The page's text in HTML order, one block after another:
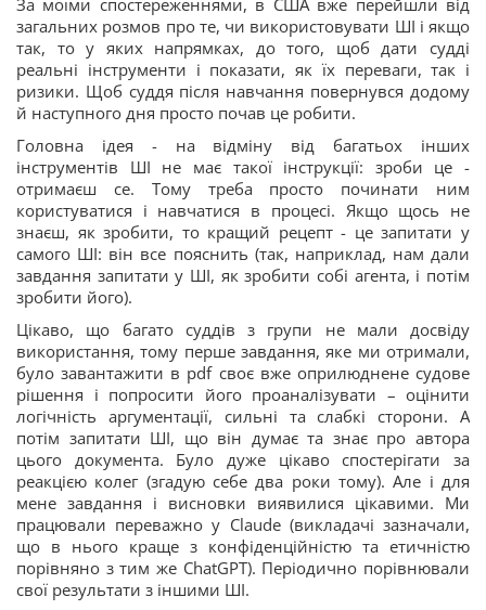
За моїми спостереженнями, в США вже перейшли від
загальних розмов про те, чи використовувати ШІ і якщо
так, то у яких напрямках, до того, щоб дати судді
реальні інструменти і показати, як їх переваги, так і
ризики. Щоб суддя після навчання повернувся додому
й наступного дня просто почав це робити.
Головна ідея - на відміну від багатьох інших
інструментів ШІ не має такої інструкції: зроби це -
отримаєш се. Тому треба просто починати ним
користуватися і навчатися в процесі. Якщо щось не
знаєш, як зробити, то кращий рецепт - це запитати у
самого ШІ: він все пояснить (так, наприклад, нам дали
завдання запитати у ШІ, як зробити собі агента, і потім
зробити його).
Цікаво, що багато суддів з групи не мали досвіду
використання, тому перше завдання, яке ми отримали,
було завантажити в pdf своє вже оприлюднене судове
рішення і попросити його проаналізувати – оцінити
логічність аргументації, сильні та слабкі сторони. А
потім запитати ШІ, що він думає та знає про автора
цього документа. Було дуже цікаво спостерігати за
реакцією колег (згадую себе два роки тому). Але і для
мене завдання і висновки виявилися цікавими. Ми
працювали переважно у Claude (викладачі зазначали,
що в нього краще з конфіденційністю та етичністю
порівняно з тим же ChatGPT). Періодично порівнювали
свої результати з іншими ШІ.